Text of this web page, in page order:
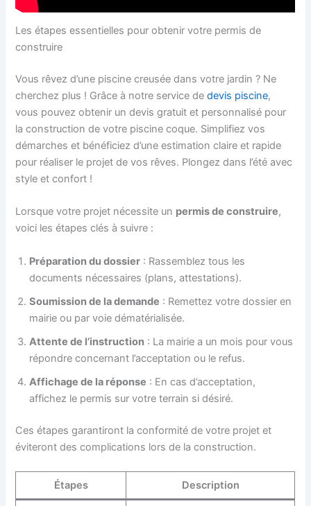
Les étapes essentielles pour obtenir votre permis de
construire
Vous rêvez d’une piscine creusée dans votre jardin ? Ne
cherchez plus ! Grâce à notre service dedevis piscine,
vous pouvez obtenir un devis gratuit et personnalisé pour
la construction de votre piscine coque. Simplifiez vos
démarches et bénéficiez d’une estimation claire et rapide
pour réaliser le projet de vos rêves. Plongez dans l’été avec
style et confort !
Lorsque votre projet nécessite un permis de construire,
voici les étapes clés à suivre :
Préparation du dossier : Rassemblez tous les
documents nécessaires (plans, attestations).
Soumission de la demande : Remettez votre dossier en
mairie ou par voie dématérialisée.
Attente de l’instruction : La mairie a un mois pour vous
répondre concernant l’acceptation ou le refus.
Affichage de la réponse : En cas d’acceptation,
affichez le permis sur votre terrain si désiré.
Ces étapes garantiront la conformité de votre projet et
éviteront des complications lors de la construction.
Étapes Description